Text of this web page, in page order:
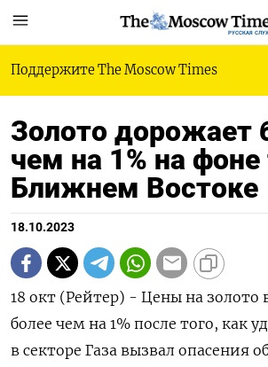
РУССКАЯ
Поддержите The Moscow Times
Золото дорожает
чем на 1% на фоне
Ближнем Востоке
18.10.2023
18 окт (Рейтер) - Цены на золото
более чем на 1% после того, как
в секторе Газа вызвал опасения